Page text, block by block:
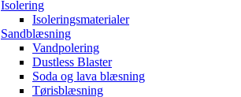
Isolering
Isoleringsmaterialer
Sandblæsning
Vandpolering
Dustless Blaster
Soda og lava blæsning
Tørisblæsning